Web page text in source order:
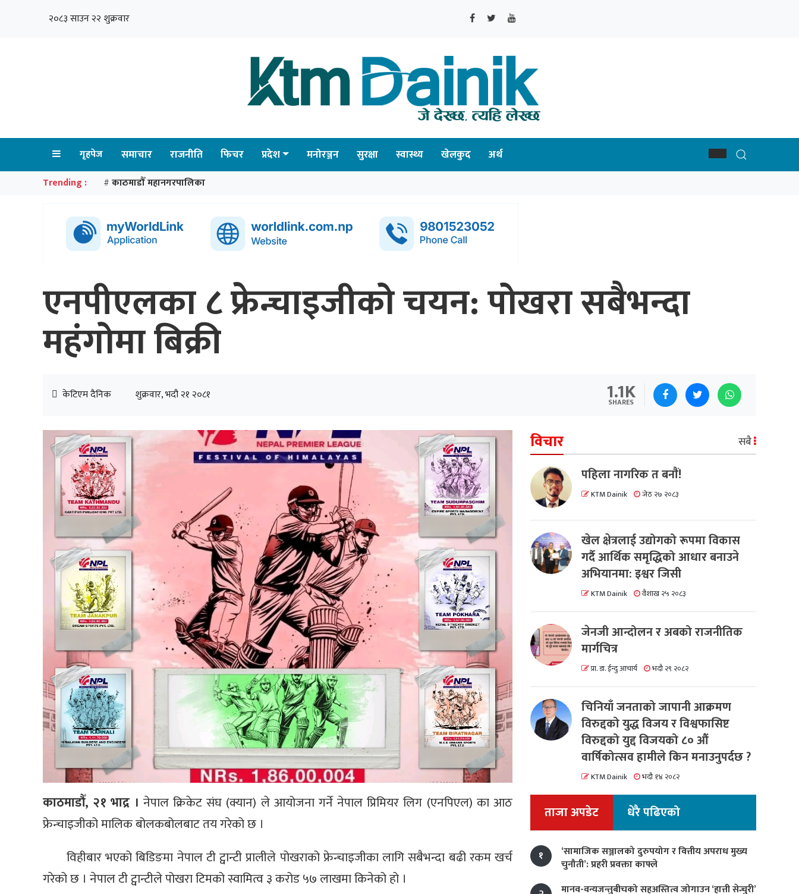
२०८३ साउन २२ शुक्रवार
गृहपेज समाचार राजनीति फिचर प्रदेश मनोरञ्जन सुरक्षा स्वास्थ्य खेलकुद अर्थ
Trending : # काठमाडौँ महानगरपालिका
एनपीएलका ८ फ्रेन्चाइजीको चयन: पोखरा सबैभन्दा
महंगोमा बिक्री
केटिएम दैनिक शुक्रवार, भदौ २१ २०८१ 1.1K
SHARES
काठमाडौँ, २१ भाद्र । नेपाल क्रिकेट संघ (क्यान) ले आयोजना गर्ने नेपाल प्रिमियर लिग (एनपिएल) का आठ
फ्रेन्चाइजीको मालिक बोलकबोलबाट तय गरेको छ ।
विहीबार भएको बिडिङमा नेपाल टी ट्वान्टी प्रालीले पोखराको फ्रेन्चाइजीका लागि सबैभन्दा बढी रकम खर्च
गरेको छ ।‌ नेपाल टी ट्वान्टीले पोखरा टिमको स्वामित्व ३ करोड ५७ लाखमा किनेको हो ।
विचार सबै
पहिला नागरिक त बनाैं!
KTM Dainik जेठ २७ २०८३
खेल क्षेत्रलाई उद्योगको रूपमा विकास
गर्दै आर्थिक समृद्धिको आधार बनाउने
अभियानमा: इश्वर जिसी
KTM Dainik वैशाख २५ २०८३
जेनजी आन्दोलन र अबको राजनीतिक
मार्गचित्र
प्रा. डा. ईन्दु आचार्य भदौ २९ २०८२
चिनियाँ जनताको जापानी आक्रमण
विरुद्दको युद्ध विजय र विश्वफासिष्ट
विरुद्दको युद्द विजयको ८० औं
वार्षिकोत्सव हामीले किन मनाउनुपर्दछ ?
KTM Dainik भदौ १४ २०८२
ताजा अपडेट धेरै पढिएको
१
‘सामाजिक सञ्जालको दुरुपयोग र वित्तीय अपराध मुख्य
चुनौती’: प्रहरी प्रवक्ता काफ्ले
मानव-वन्यजन्तुबीचको सहअस्तित्व जोगाउन ‘हात्ती सेन्चुरी’